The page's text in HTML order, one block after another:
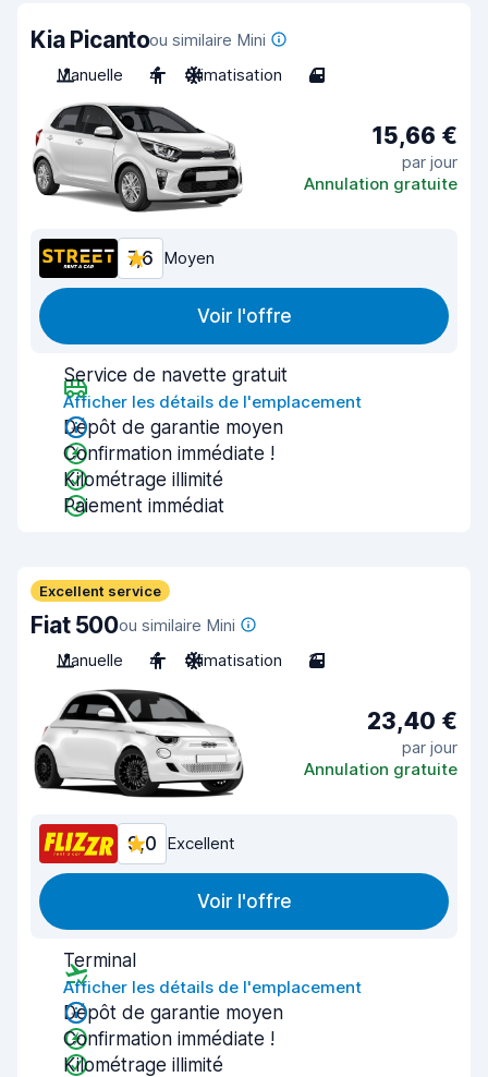
Kia Picantoou similaire Mini
Manuelle
4 Climatisation 4
15,66 €
par jour
Annulation gratuite
7,6 Moyen
Voir l'offre
Service de navette gratuit
Afficher les détails de l'emplacement
Dépôt de garantie moyen
Confirmation immédiate !
Kilométrage illimité
Paiement immédiat
Excellent service
Fiat 500ou similaire Mini
Manuelle
4 Climatisation 3
23,40 €
par jour
Annulation gratuite
9,0 Excellent
Voir l'offre
Terminal
Afficher les détails de l'emplacement
Dépôt de garantie moyen
Confirmation immédiate !
Kilométrage illimité